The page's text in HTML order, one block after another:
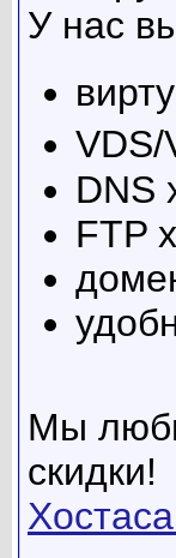
У нас
VDS/
DNS
FTP
Мы
скидки!